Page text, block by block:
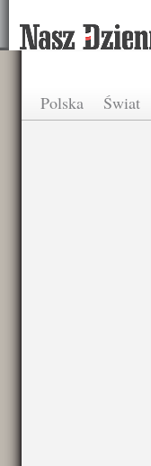
Polska Świat